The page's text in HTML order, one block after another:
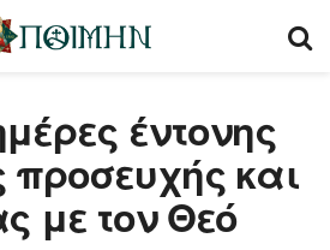
έντονης
προσευχής και
με τον Θεό